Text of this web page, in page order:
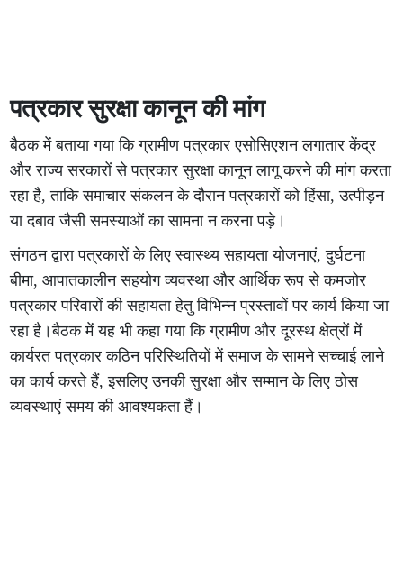
पत्रकार सुरक्षा कानून की मांग
बैठक में बताया गया कि ग्रामीण पत्रकार एसोसिएशन लगातार केंद्र
और राज्य सरकारों से पत्रकार सुरक्षा कानून लागू करने की मांग करता
रहा है, ताकि समाचार संकलन के दौरान पत्रकारों को हिंसा, उत्पीड़न
या दबाव जैसी समस्याओं का सामना न करना पड़े।
संगठन द्वारा पत्रकारों के लिए स्वास्थ्य सहायता योजनाएं, दुर्घटना
बीमा, आपातकालीन सहयोग व्यवस्था और आर्थिक रूप से कमजोर
पत्रकार परिवारों की सहायता हेतु विभिन्न प्रस्तावों पर कार्य किया जा
रहा है।बैठक में यह भी कहा गया कि ग्रामीण और दूरस्थ क्षेत्रों में
कार्यरत पत्रकार कठिन परिस्थितियों में समाज के सामने सच्चाई लाने
का कार्य करते हैं, इसलिए उनकी सुरक्षा और सम्मान के लिए ठोस
व्यवस्थाएं समय की आवश्यकता हैं।